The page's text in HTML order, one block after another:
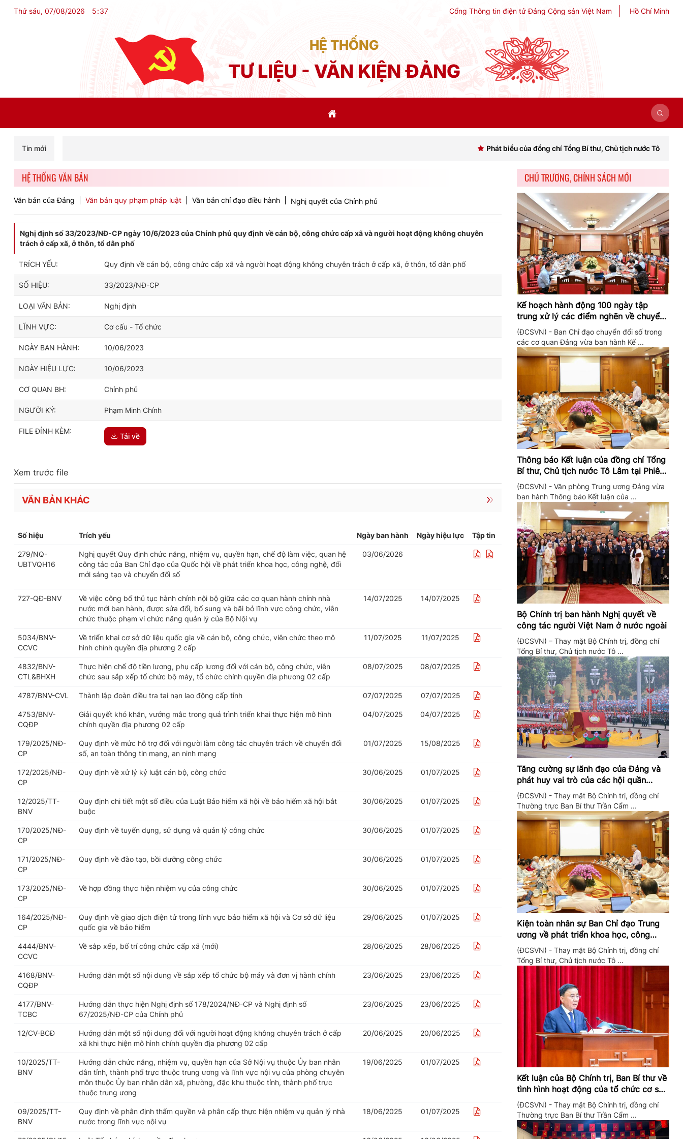
Thứ sáu, 07/08/2026 5:37 Cổng Thông tin điện tử Đảng Cộng sản Việt Nam Hồ Chí Minh
HỆ THỐNG
TƯ LIỆU - VĂN KIỆN ĐẢNG
Tin mới Phát biểu của đồng chí Tổng Bí thư, Chủ tịch nước Tô Lâm khai mạc
HỆ THỐNG VĂN BẢN
Văn bản của Đảng Văn bản quy phạm pháp luật Văn bản chỉ đạo điều hành Nghị quyết của Chính phủ
Nghị định số 33/2023/NĐ-CP ngày 10/6/2023 của Chính phủ quy định về cán bộ, công chức cấp xã và người hoạt động không chuyên
trách ở cấp xã, ở thôn, tổ dân phố
TRÍCH YẾU: Quy định về cán bộ, công chức cấp xã và người hoạt động không chuyên trách ở cấp xã, ở thôn, tổ dân phố
SỐ HIỆU: 33/2023/NĐ-CP
LOẠI VĂN BẢN: Nghị định
LĨNH VỰC: Cơ cấu - Tổ chức
NGÀY BAN HÀNH: 10/06/2023
NGÀY HIỆU LỰC: 10/06/2023
CƠ QUAN BH: Chính phủ
NGƯỜI KÝ: Phạm Minh Chính
FILE ĐÍNH KÈM:
Tải về
Xem trước file
VĂN BẢN KHÁC
Số hiệu Trích yếu Ngày ban hành Ngày hiệu lực Tập tin
279/NQ-
UBTVQH16
Nghị quyết Quy định chức năng, nhiệm vụ, quyền hạn, chế độ làm việc, quan hệ
công tác của Ban Chỉ đạo của Quốc hội về phát triển khoa học, công nghệ, đổi
mới sáng tạo và chuyển đổi số
03/06/2026
727-QĐ-BNV
Về việc công bố thủ tục hành chính nội bộ giữa các cơ quan hành chính nhà
nước mới ban hành, được sửa đổi, bổ sung và bãi bỏ lĩnh vực công chức, viên
chức thuộc phạm vi chức năng quản lý của Bộ Nội vụ
14/07/2025 14/07/2025
5034/BNV-
CCVC
Về triển khai cơ sở dữ liệu quốc gia về cán bộ, công chức, viên chức theo mô
hình chính quyền địa phương 2 cấp
11/07/2025 11/07/2025
4832/BNV-
CTL&BHXH
Thực hiện chế độ tiền lương, phụ cấp lương đối với cán bộ, công chức, viên
chức sau sắp xếp tổ chức bộ máy, tổ chức chính quyền địa phương 02 cấp
08/07/2025 08/07/2025
4787/BNV-CVL Thành lập đoàn điều tra tai nạn lao động cấp tỉnh 07/07/2025 07/07/2025
4753/BNV-
CQĐP
Giải quyết khó khăn, vướng mắc trong quá trình triển khai thực hiện mô hình
chính quyền địa phương 02 cấp
04/07/2025 04/07/2025
179/2025/NĐ-
CP
Quy định về mức hỗ trợ đối với người làm công tác chuyên trách về chuyển đổi
số, an toàn thông tin mạng, an ninh mạng
01/07/2025 15/08/2025
172/2025/NĐ-
CP
Quy định về xử lý kỷ luật cán bộ, công chức 30/06/2025 01/07/2025
12/2025/TT-
BNV
Quy định chi tiết một số điều của Luật Bảo hiểm xã hội về bảo hiểm xã hội bắt
buộc
30/06/2025 01/07/2025
170/2025/NĐ-
CP
Quy định về tuyển dụng, sử dụng và quản lý công chức 30/06/2025 01/07/2025
171/2025/NĐ-
CP
Quy định về đào tạo, bồi dưỡng công chức 30/06/2025 01/07/2025
173/2025/NĐ-
CP
Về hợp đồng thực hiện nhiệm vụ của công chức 30/06/2025 01/07/2025
164/2025/NĐ-
CP
Quy định về giao dịch điện tử trong lĩnh vực bảo hiểm xã hội và Cơ sở dữ liệu
quốc gia về bảo hiểm
29/06/2025 01/07/2025
4444/BNV-
CCVC
Về sắp xếp, bố trí công chức cấp xã (mới) 28/06/2025 28/06/2025
4168/BNV-
CQĐP
Hướng dẫn một số nội dung về sắp xếp tổ chức bộ máy và đơn vị hành chính 23/06/2025 23/06/2025
4177/BNV-
TCBC
Hướng dẫn thực hiện Nghị định số 178/2024/NĐ-CP và Nghị định số
67/2025/NĐ-CP của Chính phủ
23/06/2025 23/06/2025
12/CV-BCĐ
Hướng dẫn một số nội dung đối với người hoạt động không chuyên trách ở cấp
xã khi thực hiện mô hình chính quyền địa phương 02 cấp
20/06/2025 20/06/2025
10/2025/TT-
BNV
Hướng dẫn chức năng, nhiệm vụ, quyền hạn của Sở Nội vụ thuộc Ủy ban nhân
dân tỉnh, thành phố trực thuộc trung ương và lĩnh vực nội vụ của phòng chuyên
môn thuộc Ủy ban nhân dân xã, phường, đặc khu thuộc tỉnh, thành phố trực
thuộc trung ương
19/06/2025 01/07/2025
09/2025/TT-
BNV
Quy định về phân định thẩm quyền và phân cấp thực hiện nhiệm vụ quản lý nhà
nước trong lĩnh vực nội vụ
18/06/2025 01/07/2025
CHỦ TRƯƠNG, CHÍNH SÁCH MỚI
Kế hoạch hành động 100 ngày tập
trung xử lý các điểm nghẽn về chuyển
đổi số trong các cơ quan Đảng
(ĐCSVN) - Ban Chỉ đạo chuyển đổi số trong
các cơ quan Đảng vừa ban hành Kế ...
Thông báo Kết luận của đồng chí Tổng
Bí thư, Chủ tịch nước Tô Lâm tại Phiên
họp Ban Chỉ đạo Trung ương thực hiện
Nghị quyết 57
(ĐCSVN) - Văn phòng Trung ương Đảng vừa
ban hành Thông báo Kết luận của ...
Bộ Chính trị ban hành Nghị quyết về
công tác người Việt Nam ở nước ngoài
(ĐCSVN) – Thay mặt Bộ Chính trị, đồng chí
Tổng Bí thư, Chủ tịch nước Tô ...
Tăng cường sự lãnh đạo của Đảng và
phát huy vai trò của các hội quần
chúng trong giai đoạn phát triển mới
(ĐCSVN) - Thay mặt Bộ Chính trị, đồng chí
Thường trực Ban Bí thư Trần Cẩm ...
Kiện toàn nhân sự Ban Chỉ đạo Trung
ương về phát triển khoa học, công
nghệ, đổi mới sáng tạo và chuyển đổi
số
(ĐCSVN) - Thay mặt Bộ Chính trị, đồng chí
Tổng Bí thư, Chủ tịch nước Tô ...
Kết luận của Bộ Chính trị, Ban Bí thư về
tình hình hoạt động của tổ chức cơ sở
đảng trong quý II/2026
(ĐCSVN) - Thay mặt Bộ Chính trị, đồng chí
Thường trực Ban Bí thư Trần Cẩm ...